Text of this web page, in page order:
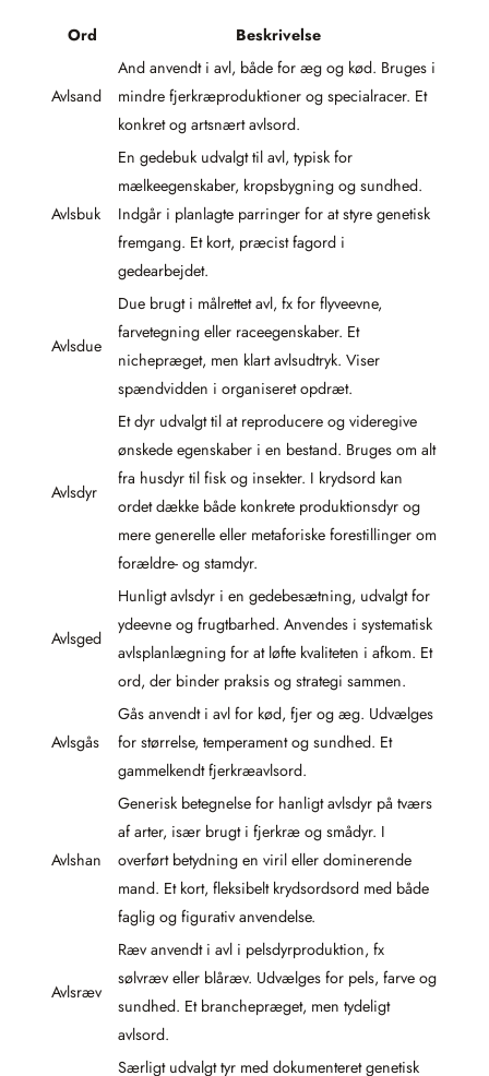
Ord Beskrivelse
Avlsand
And anvendt i avl, både for æg og kød. Bruges i
mindre fjerkræproduktioner og specialracer. Et
konkret og artsnært avlsord.
Avlsbuk
En gedebuk udvalgt til avl, typisk for
mælkeegenskaber, kropsbygning og sundhed.
Indgår i planlagte parringer for at styre genetisk
fremgang. Et kort, præcist fagord i
gedearbejdet.
Avlsdue
Due brugt i målrettet avl, fx for flyveevne,
farvetegning eller raceegenskaber. Et
nichepræget, men klart avlsudtryk. Viser
spændvidden i organiseret opdræt.
Avlsdyr
Et dyr udvalgt til at reproducere og videregive
ønskede egenskaber i en bestand. Bruges om alt
fra husdyr til fisk og insekter. I krydsord kan
ordet dække både konkrete produktionsdyr og
mere generelle eller metaforiske forestillinger om
forældre- og stamdyr.
Avlsged
Hunligt avlsdyr i en gedebesætning, udvalgt for
ydeevne og frugtbarhed. Anvendes i systematisk
avlsplanlægning for at løfte kvaliteten i afkom. Et
ord, der binder praksis og strategi sammen.
Avlsgås
Gås anvendt i avl for kød, fjer og æg. Udvælges
for størrelse, temperament og sundhed. Et
gammelkendt fjerkræavlsord.
Avlshan
Generisk betegnelse for hanligt avlsdyr på tværs
af arter, især brugt i fjerkræ og smådyr. I
overført betydning en viril eller dominerende
mand. Et kort, fleksibelt krydsordsord med både
faglig og figurativ anvendelse.
Avlsræv
Ræv anvendt i avl i pelsdyrproduktion, fx
sølvræv eller blåræv. Udvælges for pels, farve og
sundhed. Et branchepræget, men tydeligt
avlsord.
Særligt udvalgt tyr med dokumenteret genetisk